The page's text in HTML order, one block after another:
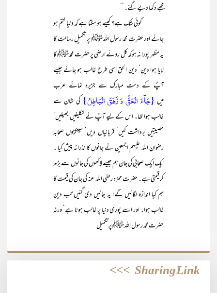
مجھے دکھا دیے گئے۔‘‘
کوئی شک ہے؟ کیسے ہو سکتا ہے کہ دنیا ختم ہو
جائے اور حضرت محمد رسول اللہﷺ پر تکمیل رسالت کا
یہ مظہر پورا نہ ہوکہ کل روئے ارضی پر حضرت محمدﷺ کا
لایا ہوا دین‘ دین الحق اسی طرح غالب ہو جائے جیسے
آپؐ کے دست مبارک سے جزیرہ نمائے عرب
میں {جَآءَ الۡحَقُّ وَ زَہَقَ الۡبَاطِلُ}کی شان سے
غالب ہوا تھا۔ اس کے لیے آپؐ نے تکلیفیں جھیلیں‘
مصیبتیں برداشت کیں‘ قربانیاں دیں‘ سینکڑوں صحابہ
رضوان اللہ علیہم اجمعین نے جانوں کا نذرانہ پیش کیا ۔
ایک ایک صحابی کی جان ہم جیسے لاکھوں کی جانوں سے بڑھ
کر قیمتی ہے۔ حضرت حمزہ رضی اللہ عنہ کی جان کی قیمت کا
ہم کیا اندازہ لگائیں گے! یہ جانیں دی گئیں تب دین
غالب ہوا۔ اور اسے پوری دنیا پر غالب ہونا ہے‘ ورنہ
حضرت محمد رسول اللہﷺ پر تکمیل
Sharing Link
>>>